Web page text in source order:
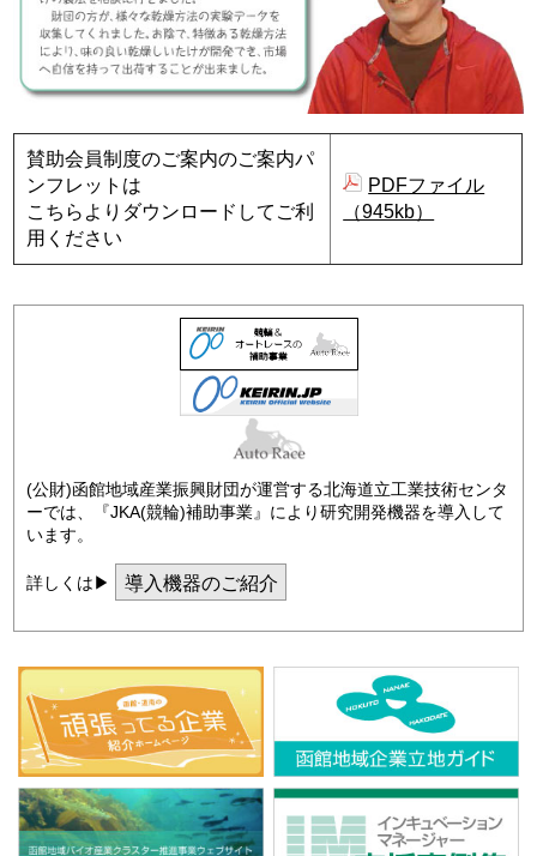
賛助会員制度のご案内のご案内パ
ンフレットは
こちらよりダウンロードしてご利
用ください
PDFファイル
（945kb）
(公財)函館地域産業振興財団が運営する北海道立工業技術センタ
ーでは、『JKA(競輪)補助事業』により研究開発機器を導入して
います。
詳しくは▶ 導入機器のご紹介